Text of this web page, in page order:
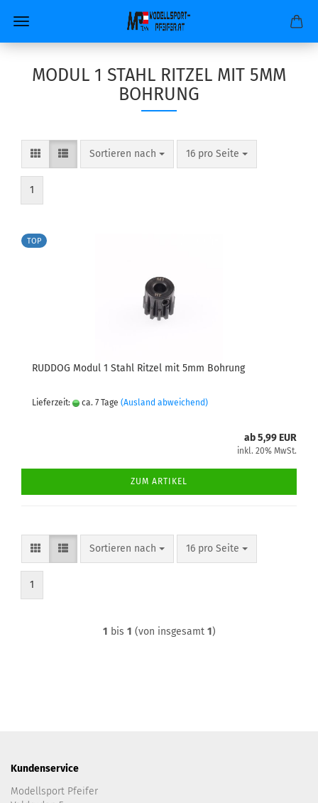
MODUL 1 STAHL RITZEL MIT 5MM
BOHRUNG
Sortieren nach
Sortieren nach 16 pro Seite
pro Seite
1
TOP
RUDDOG Modul 1 Stahl Ritzel mit 5mm Bohrung
Lieferzeit: ca. 7 Tage (Ausland abweichend)
ab 5,99 EUR
inkl. 20% MwSt.
ZUM ARTIKEL
Sortieren nach
Sortieren nach 16 pro Seite
pro Seite
1
1 bis 1 (von insgesamt 1)
Kundenservice
Modellsport Pfeifer